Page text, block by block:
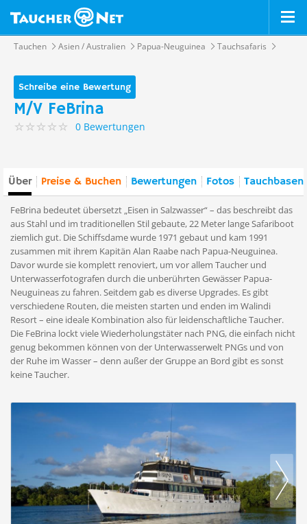
Tauchen Asien / Australien Papua-Neuguinea Tauchsafaris
Schreibe eine Bewertung
M/V FeBrina
0 Bewertungen
Über Preise & Buchen Bewertungen Fotos
FeBrina bedeutet übersetzt „Eisen in Salzwasser“ – das beschreibt das
aus Stahl und im traditionellen Stil gebaute, 22 Meter lange Safariboot
ziemlich gut. Die Schiffsdame wurde 1971 gebaut und kam 1991
zusammen mit ihrem Kapitän Alan Raabe nach Papua-Neuguinea.
Davor wurde sie komplett renoviert, um vor allem Taucher und
Unterwasserfotografen durch die unberührten Gewässer Papua-
Neuguineas zu fahren. Seitdem gab es diverse Upgrades. Es gibt
verschiedene Routen, die meisten starten und enden im Walindi
Resort – eine ideale Kombination also für leidenschaftliche Taucher.
Die FeBrina lockt viele Wiederholungstäter nach PNG, die einfach nicht
genug bekommen können von der Unterwasserwelt PNGs und von
der Ruhe im Wasser – denn außer der Gruppe an Bord gibt es sonst
keine Taucher.